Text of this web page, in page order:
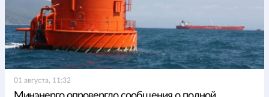
01 августа, 11:32